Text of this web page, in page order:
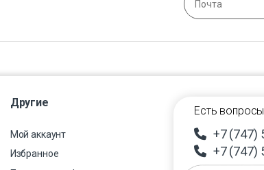
Другие
Мой аккаунт
Избранное
Есть
+7 (747)
+7 (747)